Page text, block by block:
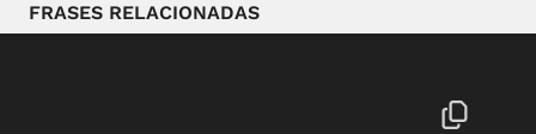
FRASES RELACIONADAS